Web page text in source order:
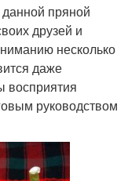
пряной
друзей и
несколько
даже
восприятия
руководством